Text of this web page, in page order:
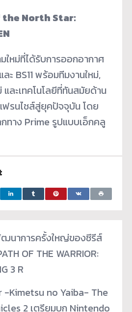
the North Star:
ใหม่ที่ได้รับการออกอากาศ
ะ BS11 พร้อมทีมงานใหม่,
ละเทคโนโลยีที่ทันสมัยด้าน
รนไชส์สู่ยุคปัจจุบัน โดย
ทาง Prime รูปแบบเอ็กคลู
นาการครั้งใหญ่ของซีรีส์
OF THE WARRIOR:
3 R
-Kimetsu no Yaiba- The
2 เตรียมบุก Nintendo